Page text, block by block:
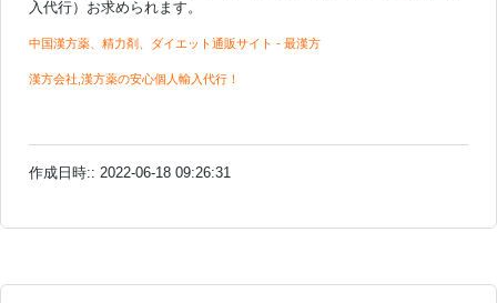
入代行）お求められます。
中国漢方薬、精力剤、ダイエット通販サイト - 最漢方
漢方会社,漢方薬の安心個人輸入代行！
作成日時:: 2022-06-18 09:26:31